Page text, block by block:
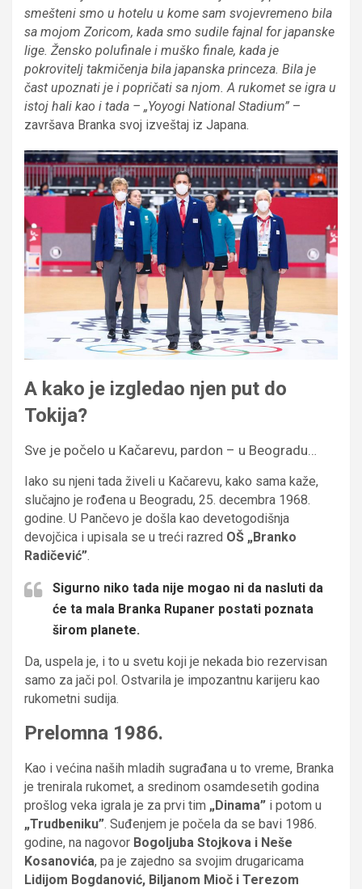
smešteni smo u hotelu u kome sam svojevremeno bila
sa mojom Zoricom, kada smo sudile fajnal for japanske
lige. Žensko polufinale i muško finale, kada je
pokrovitelj takmičenja bila japanska princeza. Bila je
čast upoznati je i popričati sa njom. A rukomet se igra u
istoj hali kao i tada – „Yoyogi National Stadium” –
završava Branka svoj izveštaj iz Japana.
A kako je izgledao njen put do
Tokija?
Sve je počelo u Kačarevu, pardon – u Beogradu…
Iako su njeni tada živeli u Kačarevu, kako sama kaže,
slučajno je rođena u Beogradu, 25. decembra 1968.
godine. U Pančevo je došla kao devetogodišnja
devojčica i upisala se u treći razred OŠ „Branko
Radičević”.
Sigurno niko tada nije mogao ni da nasluti da
će ta mala Branka Rupaner postati poznata
širom planete.
Da, uspela je, i to u svetu koji je nekada bio rezervisan
samo za jači pol. Ostvarila je impozantnu karijeru kao
rukometni sudija.
Prelomna 1986.
Kao i većina naših mladih sugrađana u to vreme, Branka
je trenirala rukomet, a sredinom osamdesetih godina
prošlog veka igrala je za prvi tim „Dinama” i potom u
„Trudbeniku”. Suđenjem je počela da se bavi 1986.
godine, na nagovor Bogoljuba Stojkova i Neše
Kosanovića, pa je zajedno sa svojim drugaricama
Lidijom Bogdanović, Biljanom Mioč i Terezom